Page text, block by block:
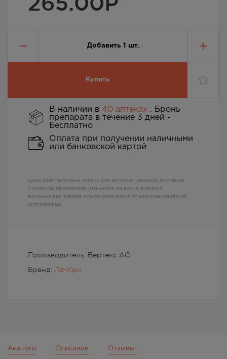
Добавить 1 шт.
Купить
Производитель: Вертекс АО
Бренд: Ла-Кри
В наличии в 40 аптеках . Бронь
препарата в течение 3 дней -
Бесплатно
Оплата при получении наличными
или банковской картой
Цена действительна только для интернет заказов, итоговую
стоимость препаратов уточняйте на кассе в аптеке
Внешний вид товара может отличаться от изображенного на
фотографии
Аналоги Описание Отзывы